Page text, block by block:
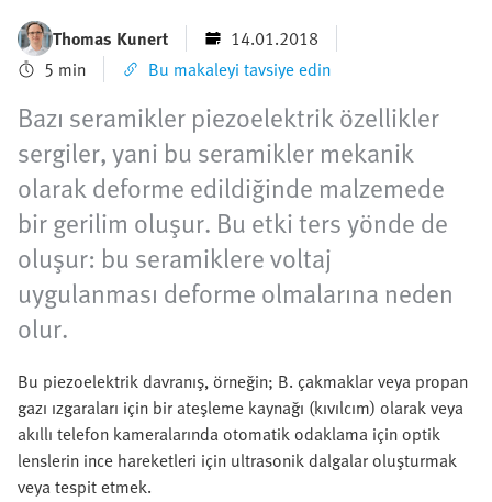
Thomas Kunert
14.01.2018
5 min
Bu makaleyi tavsiye edin
Bazı seramikler piezoelektrik özellikler
sergiler, yani bu seramikler mekanik
olarak deforme edildiğinde malzemede
bir gerilim oluşur. Bu etki ters yönde de
oluşur: bu seramiklere voltaj
uygulanması deforme olmalarına neden
olur.
Bu piezoelektrik davranış, örneğin; B. çakmaklar veya propan
gazı ızgaraları için bir ateşleme kaynağı (kıvılcım) olarak veya
akıllı telefon kameralarında otomatik odaklama için optik
lenslerin ince hareketleri için ultrasonik dalgalar oluşturmak
veya tespit etmek.